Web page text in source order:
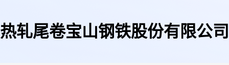
热轧尾卷宝山钢铁股份有限公司